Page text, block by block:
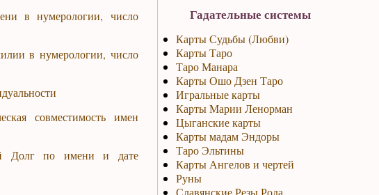
в нумерологии, число
в нумерологии, число
совместимость имен
Долг по имени и дате
Гадательные системы
Карты Судьбы (Любви)
Карты Таро
Таро Манара
Карты Ошо Дзен Таро
Игральные карты
Карты Марии Ленорман
Цыганские карты
Карты мадам Эндоры
Таро Эльтины
Карты Ангелов и чертей
Руны
Славянские Резы Рода